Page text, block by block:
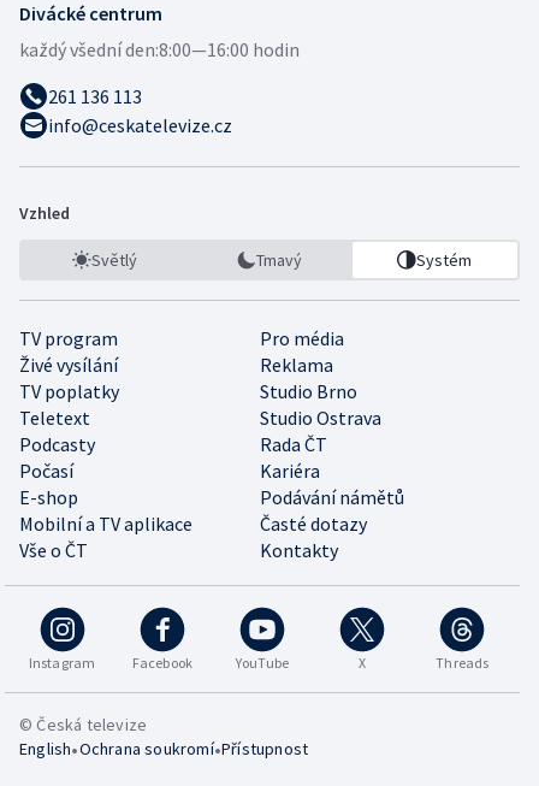
Divácké centrum
každý všední den:8:00—16:00 hodin
261 136 113
info@ceskatelevize.cz
Vzhled
Světlý Tmavý Systém
TV program
Pro média
Živé vysílání
Reklama
TV poplatky
Studio Brno
Teletext
Studio Ostrava
Podcasty
Rada ČT
Počasí
Kariéra
E-shop
Podávání námětů
Mobilní a TV aplikace
Časté dotazy
Vše o ČT
Kontakty
Instagram Facebook YouTube X Threads
© Česká televize
English•Ochrana soukromí•Přístupnost